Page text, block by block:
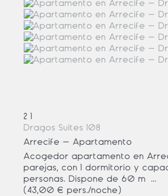
2
Dragos Suites 108
Arrecife - Apartamento
Acogedor apartamento en
parejas, con 1 dormitorio y
personas. Dispone de 60 m²...
(43,00 € pers./noche)